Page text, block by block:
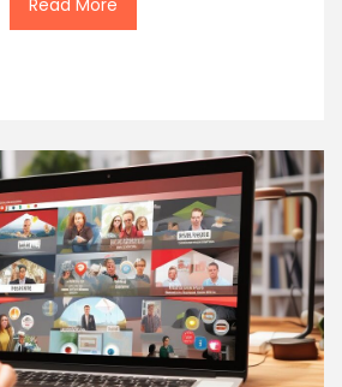
Read More